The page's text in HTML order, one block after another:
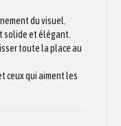
du visuel.
solide et élégant.
toute la place au
ceux qui aiment les